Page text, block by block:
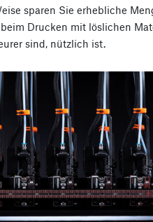
sparen Sie erhebliche
beim Drucken mit löslichen
sind, nützlich ist.